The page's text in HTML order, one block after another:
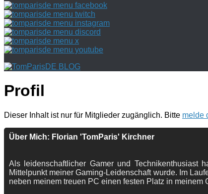
Profil
Dieser Inhalt ist nur für Mitglieder zugänglich. Bitte melde
Über Mich: Florian 'TomParis' Kirchner
Als leidenschaftlicher Gamer und
Mittelpunkt meiner Gaming-Leidenschaft wurde. Im
neben meinem treuen PC einen festen Platz in meinem